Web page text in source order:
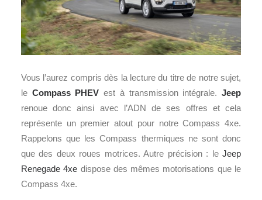
Vous l’aurez compris dès la lecture du titre de notre sujet,
le Compass PHEV est à transmission intégrale.Jeep
renoue donc ainsi avec l’ADN de ses offres et cela
représente un premier atout pour notre Compass 4xe.
Rappelons que les Compass thermiques ne sont donc
que des deux roues motrices. Autre précision : le Jeep
Renegade 4xe dispose des mêmes motorisations que le
Compass 4xe.